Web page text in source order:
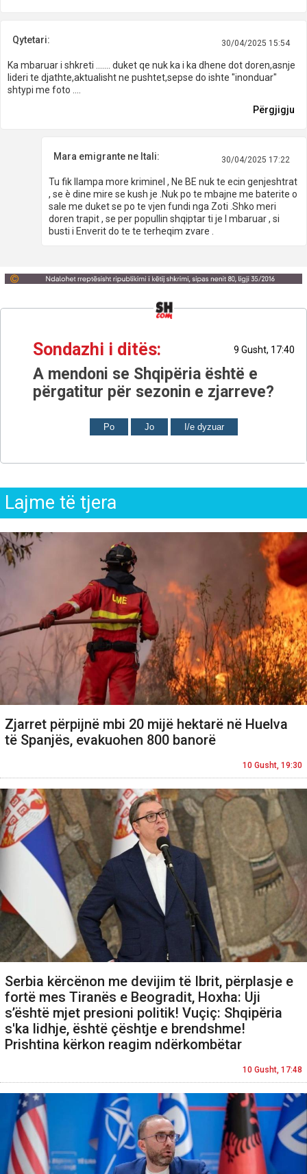
Qytetari: 30/04/2025 15:54
Ka mbaruar i shkreti ....... duket qe nuk ka i ka dhene dot doren,asnje
lideri te djathte,aktualisht ne pushtet,sepse do ishte "inonduar"
shtypi me foto ....
Përgjigju
Mara emigrante ne Itali: 30/04/2025 17:22
Tu fik llampa more kriminel , Ne BE nuk te ecin genjeshtrat
, se è dine mire se kush je .Nuk po te mbajne me baterite o
sale me duket se po te vjen fundi nga Zoti .Shko meri
doren trapit , se per popullin shqiptar ti je I mbaruar , si
busti i Enverit do te te terheqim zvare .
Sondazhi i ditës: 9 Gusht, 17:40
A mendoni se Shqipëria është e
përgatitur për sezonin e zjarreve?
Po Jo I/e dyzuar
Lajme të tjera
Zjarret përpijnë mbi 20 mijë hektarë në Huelva
të Spanjës, evakuohen 800 banorë
10 Gusht, 19:30
Serbia kërcënon me devijim të Ibrit, përplasje e
fortë mes Tiranës e Beogradit, Hoxha: Uji
s’është mjet presioni politik! Vuçiç: Shqipëria
s'ka lidhje, është çështje e brendshme!
Prishtina kërkon reagim ndërkombëtar
10 Gusht, 17:48